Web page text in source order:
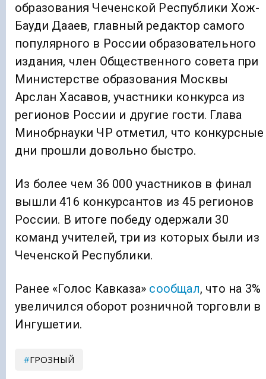
образования Чеченской Республики Хож-
Бауди Дааев, главный редактор самого
популярного в России образовательного
издания, член Общественного совета при
Министерстве образования Москвы
Арслан Хасавов, участники конкурса из
регионов России и другие гости. Глава
Минобрнауки ЧР отметил, что конкурсные
дни прошли довольно быстро.
Из более чем 36 000 участников в финал
вышли 416 конкурсантов из 45 регионов
России. В итоге победу одержали 30
команд учителей, три из которых были из
Чеченской Республики.
Ранее «Голос Кавказа» сообщал, что на 3%
увеличился оборот розничной торговли в
Ингушетии.
ГРОЗНЫЙ